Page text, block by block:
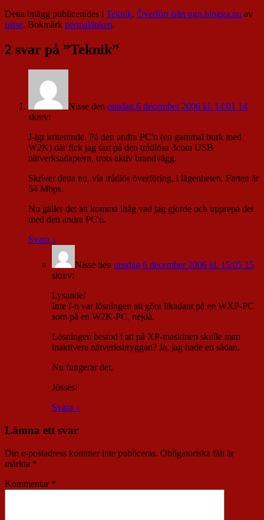
Detta inlägg publicerades i Teknik, Överfört från ngn.blogga.nu av
nisse. Bokmärk permalänken.
2 svar på ”Teknik”
Nisse den onsdag 6 december 2006 kl. 14:01 14
skrev:
J-igt irriterande. På den andra PC'n (en gammal burk med
W2K) där fick jag fart på den trådlösa 3com USB
nätverksadaptern, trots aktiv brandvägg.
Skriver detta nu, via trådlös överföring, i lägenheten. Farten är
54 Mbps.
Nu gäller det att komma ihåg vad jag gjorde och upprepa det
med den andra PC'n.
Svara ↓
Nisse den onsdag 6 december 2006 kl. 15:05 15
skrev:
Lysande!
Inte f-n var lösningen att göra likadant på en WXP-PC
som på en W2K-PC, nejdå.
Lösningen bestod i att på XP-maskinen skulle man
inaktivera nätverksbryggan? Ja, jag hade en sådan.
Nu fungerar det.
Jösses!
Svara ↓
Lämna ett svar
Din e-postadress kommer inte publiceras. Obligatoriska fält är
märkta *
Kommentar *